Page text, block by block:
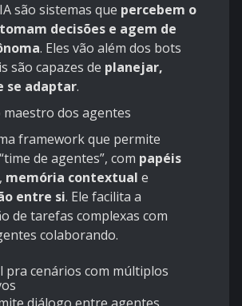
são sistemas que percebem o
decisões e agem de
. Eles vão além dos bots
são capazes de planejar,
se adaptar.
maestro dos agentes
framework que permite
de agentes”, com papéis
, memória contextual e
entre si. Ele facilita a
de tarefas complexas com
colaborando.
pra cenários com múltiplos